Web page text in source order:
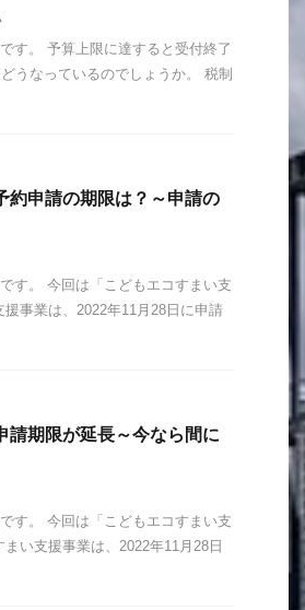
す。 予算上限に達すると受付終了
うなっているのでしょうか。 税制
約申請の期限は？～申請の
す。 今回は「こどもエコすまい支
事業は、2022年11月28日に申請
請期限が延長～今なら間に
す。 今回は「こどもエコすまい支
い支援事業は、2022年11月28日